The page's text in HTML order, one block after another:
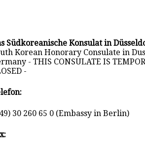
Südkoreanische Konsulat in
Korean Honorary Consulate in
- THIS CONSULATE IS
-
30 260 65 0 (Embassy in Berlin)